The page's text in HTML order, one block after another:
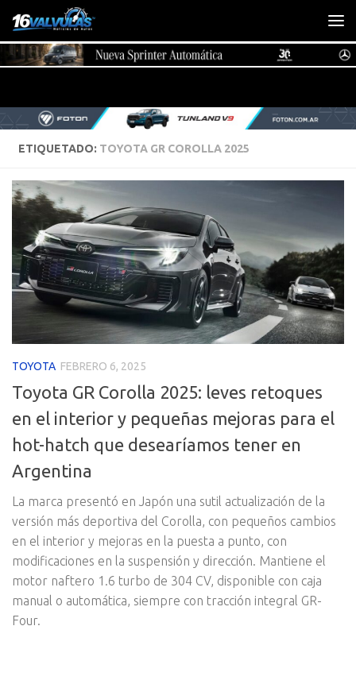
Saltar al contenido
ETIQUETADO: TOYOTA GR COROLLA 2025
TOYOTA FEBRERO 6, 2025
Toyota GR Corolla 2025: leves retoques
en el interior y pequeñas mejoras para el
hot-hatch que desearíamos tener en
Argentina
La marca presentó en Japón una sutil actualización de la
versión más deportiva del Corolla, con pequeños cambios
en el interior y mejoras en la puesta a punto, con
modificaciones en la suspensión y dirección. Mantiene el
motor naftero 1.6 turbo de 304 CV, disponible con caja
manual o automática, siempre con tracción integral GR-
Four.